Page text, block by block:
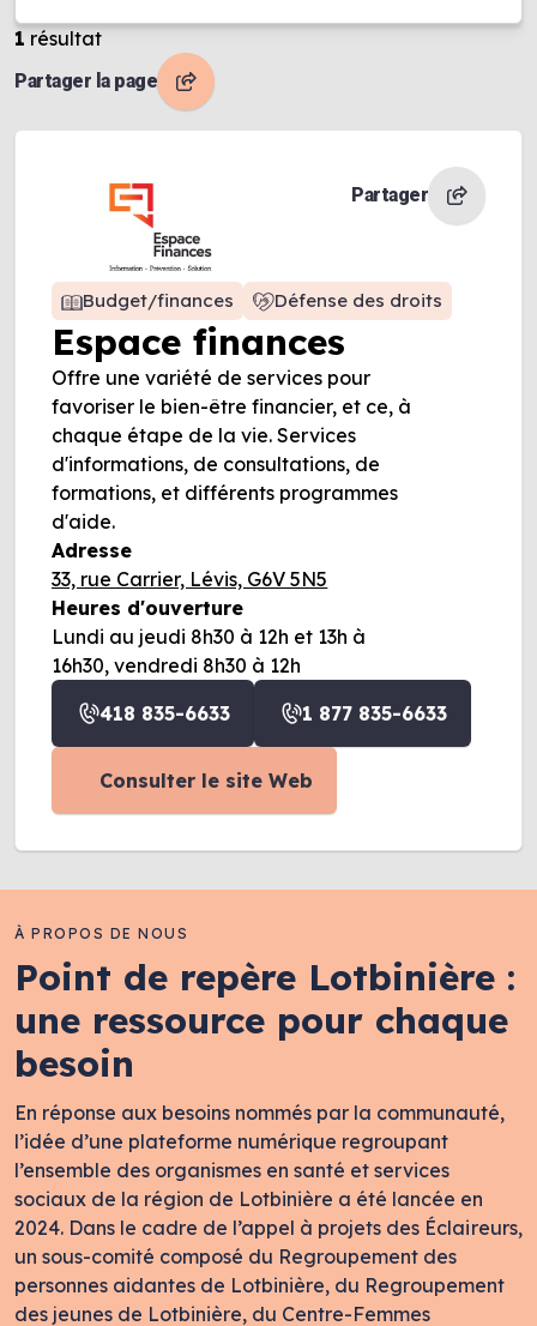
1 résultat
Partager la page
Espace finances
Partager
Budget/finances Défense des droits
Offre une variété de services pour
favoriser le bien-être financier, et ce, à
chaque étape de la vie. Services
d'informations, de consultations, de
formations, et différents programmes
d'aide.
Adresse
33, rue Carrier, Lévis, G6V 5N5
Heures d'ouverture
Lundi au jeudi 8h30 à 12h et 13h à
16h30, vendredi 8h30 à 12h
418 835-6633
1 877 835-6633
Consulter le site Web
À PROPOS DE NOUS
Point de repère Lotbinière :
une ressource pour chaque
besoin
En réponse aux besoins nommés par la communauté,
l’idée d’une plateforme numérique regroupant
l’ensemble des organismes en santé et services
sociaux de la région de Lotbinière a été lancée en
2024. Dans le cadre de l’appel à projets des Éclaireurs,
un sous-comité composé du Regroupement des
personnes aidantes de Lotbinière, du Regroupement
des jeunes de Lotbinière, du Centre-Femmes